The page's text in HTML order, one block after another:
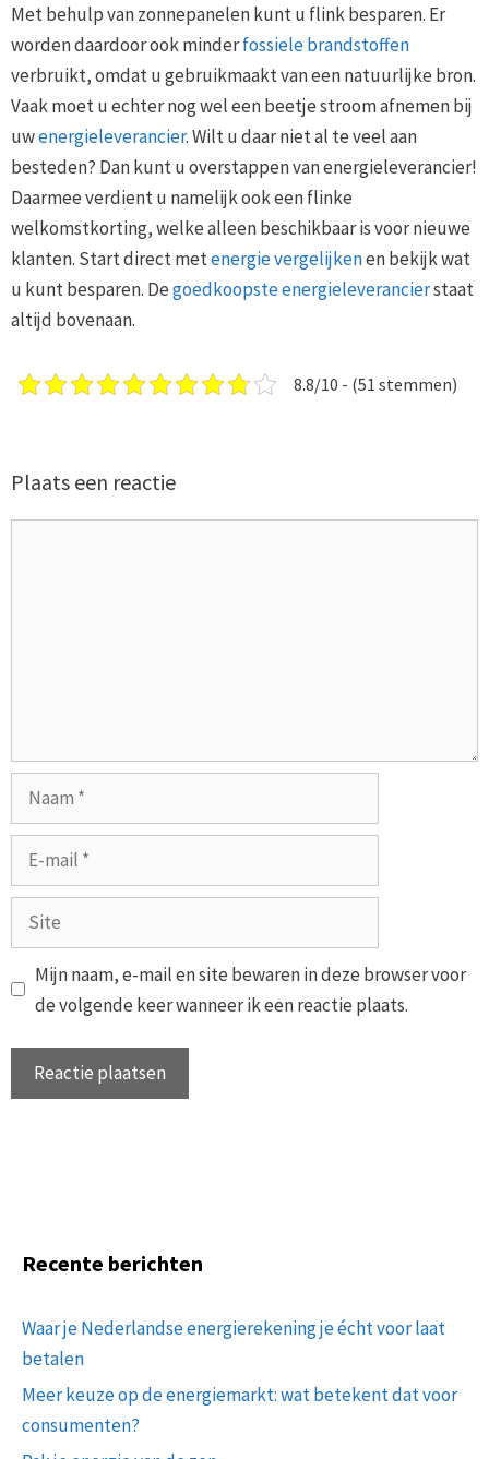
Met behulp van zonnepanelen kunt u flink besparen. Er
worden daardoor ook minderfossiele brandstoffen
verbruikt, omdat u gebruikmaakt van een natuurlijke bron.
Vaak moet u echter nog wel een beetje stroom afnemen bij
uwenergieleverancier. Wilt u daar niet al te veel aan
besteden? Dan kunt u overstappen van energieleverancier!
Daarmee verdient u namelijk ook een flinke
welkomstkorting, welke alleen beschikbaar is voor nieuwe
klanten. Start direct metenergie vergelijkenen bekijk wat
u kunt besparen. Degoedkoopste energieleverancierstaat
altijd bovenaan.
8.8/10 - (51 stemmen)
Plaats een reactie
Naam
mail
Site
Mijn naam, e-mail en site bewaren in deze browser voor
de volgende keer wanneer ik een reactie plaats.
Recente berichten
Waar je Nederlandse energierekening je écht voor laat
betalen
Meer keuze op de energiemarkt: wat betekent dat voor
consumenten?